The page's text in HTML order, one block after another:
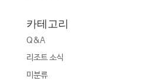
카테고리
Q&A
리조트 소식
미분류